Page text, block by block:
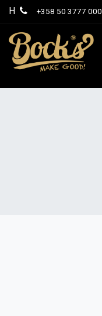
H +358 50 3777 000